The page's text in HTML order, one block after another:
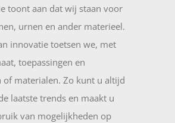
toont aan dat wij staan voor
urnen en ander materieel.
innovatie toetsen we, met
toepassingen en
of materialen. Zo kunt u altijd
laatste trends en maakt u
van mogelijkheden op